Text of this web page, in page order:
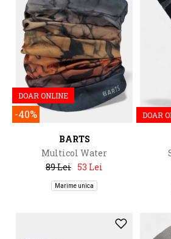
DOAR ONLINE
-40%
BARTS
Multicol Water
89 Lei 53 Lei
Marime unica
DOAR